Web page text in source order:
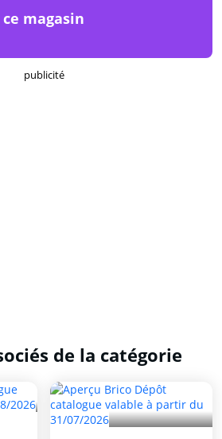
ce magasin
publicité
de la catégorie